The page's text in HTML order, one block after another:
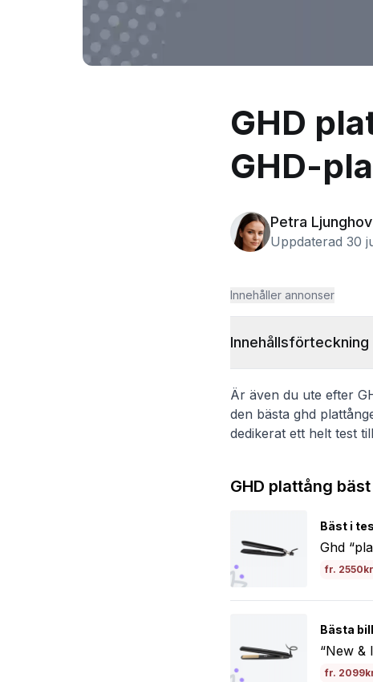
GHD
GHD-
Petra Ljunghov
Uppdaterad 30
Innehåller annonser
Innehållsförteckning
Är även du ute efter
den bästa ghd
dedikerat ett helt test
GHD plattång
Bäst i
Ghd
fr. 2550kr
Bästa
“New &
fr.